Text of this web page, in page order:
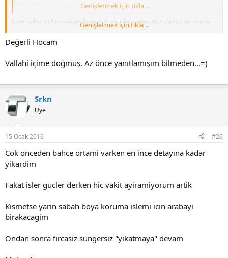
Uber Blue bez de çizer mi acaba?
Genişletmek için tıkla ...
Eğer şehir içi bir mekandaysanız mutlaka aracı duruladıktan sonra
üzerine toz inecektir, bunların vereceği zarar beze, uygulamaya göre
değişirmi diye Murat abi bizleri aydınlatacaktır.
Genişletmek için tıkla ...
Değerli Hocam
Vallahi içime doğmuş. Az önce yanıtlamışım bilmeden...=)
Srkn
Üye
15 Ocak 2016 #26
Cok onceden bahce ortami varken en ince detayına kadar
yikardim
Fakat isler gucler derken hic vakit ayiramiyorum artik
Kismetse yarin sabah boya koruma islemi icin arabayi
birakacagim
Ondan sonra fircasiz sungersiz "yikatmaya" devam